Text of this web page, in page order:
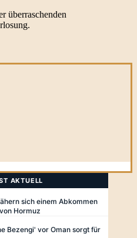
überraschenden